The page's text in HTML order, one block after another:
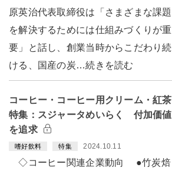
原英治代表取締役は「さまざまな課題
を解決するためには仕組みづくりが重
要」と話し、創業当時からこだわり続
ける、国産の炭…続きを読む
コーヒー・コーヒー用クリーム・紅茶
特集：スジャータめいらく 付加価値
を追求
嗜好飲料 特集 2024.10.11
◇コーヒー関連企業動向 ●竹炭焙